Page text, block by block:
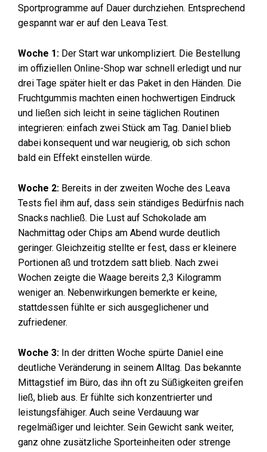
Sportprogramme auf Dauer durchziehen. Entsprechend
gespannt war er auf den Leava Test.
Woche 1: Der Start war unkompliziert. Die Bestellung
im offiziellen Online-Shop war schnell erledigt und nur
drei Tage später hielt er das Paket in den Händen. Die
Fruchtgummis machten einen hochwertigen Eindruck
und ließen sich leicht in seine täglichen Routinen
integrieren: einfach zwei Stück am Tag. Daniel blieb
dabei konsequent und war neugierig, ob sich schon
bald ein Effekt einstellen würde.
Woche 2: Bereits in der zweiten Woche des Leava
Tests fiel ihm auf, dass sein ständiges Bedürfnis nach
Snacks nachließ. Die Lust auf Schokolade am
Nachmittag oder Chips am Abend wurde deutlich
geringer. Gleichzeitig stellte er fest, dass er kleinere
Portionen aß und trotzdem satt blieb. Nach zwei
Wochen zeigte die Waage bereits 2,3 Kilogramm
weniger an. Nebenwirkungen bemerkte er keine,
stattdessen fühlte er sich ausgeglichener und
zufriedener.
Woche 3: In der dritten Woche spürte Daniel eine
deutliche Veränderung in seinem Alltag. Das bekannte
Mittagstief im Büro, das ihn oft zu Süßigkeiten greifen
ließ, blieb aus. Er fühlte sich konzentrierter und
leistungsfähiger. Auch seine Verdauung war
regelmäßiger und leichter. Sein Gewicht sank weiter,
ganz ohne zusätzliche Sporteinheiten oder strenge